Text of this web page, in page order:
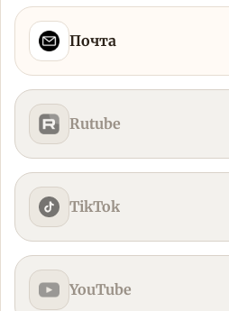
Почта
Rutube
TikTok
YouTube